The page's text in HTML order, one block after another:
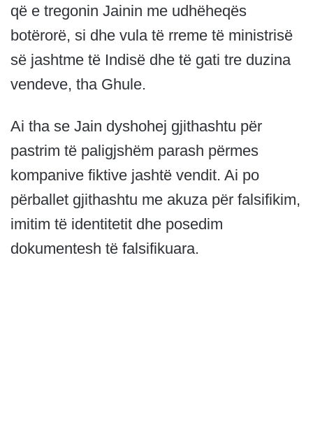
që e tregonin Jainin me udhëheqës
botërorë, si dhe vula të rreme të ministrisë
së jashtme të Indisë dhe të gati tre duzina
vendeve, tha Ghule.
Ai tha se Jain dyshohej gjithashtu për
pastrim të paligjshëm parash përmes
kompanive fiktive jashtë vendit. Ai po
përballet gjithashtu me akuza për falsifikim,
imitim të identitetit dhe posedim
dokumentesh të falsifikuara.